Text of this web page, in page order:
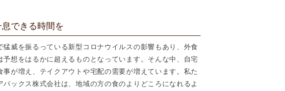
できる時間を
猛威を振るっている新型コロナウイルスの影響もあり、外食
予想をはるかに超えるものとなっています。そんな中、自宅
事が増え、テイクアウトや宅配の需要が増えています。私た
パックス株式会社は、地域の方の食のよりどころになれるよ